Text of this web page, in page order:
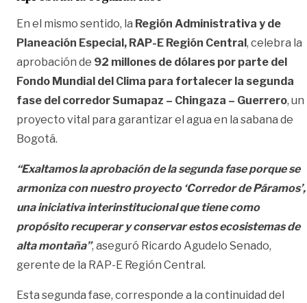
En el mismo sentido, la Región Administrativa y de
Planeación Especial, RAP-E Región Centra , celebra la
aprobación de 92 millones de dólares por parte del
Fondo Mundial del Clima para fortalecer la segunda
fase del corredor Sumapaz – Chingaza – Guerrero, un
proyecto vital para garantizar el agua en la sabana de
Bogotá.
“Exaltamos la aprobación de la segunda fase porque se
armoniza con nuestro proyecto ‘Corredor de Páramos’,
una iniciativa interinstitucional que tiene como
propósito recuperar y conservar estos ecosistemas de
alta montaña”, aseguró Ricardo Agudelo Senado,
gerente de la RAP-E Región Central.
Esta segunda fase, corresponde a la continuidad del